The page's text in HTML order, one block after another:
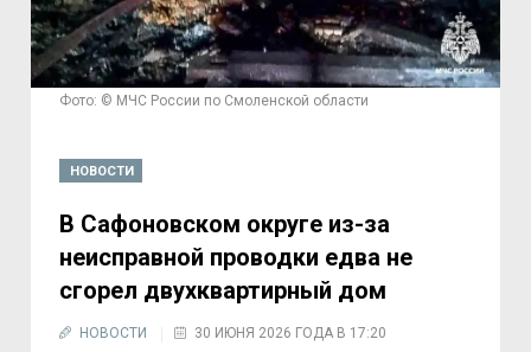
Фото: © МЧС России по Смоленской области
НОВОСТИ
В Сафоновском округе из-за
неисправной проводки едва не
сгорел двухквартирный дом
НОВОСТИ 30 ИЮНЯ 2026 ГОДА В 17:20